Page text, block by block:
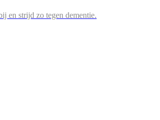
en strijd zo tegen dementie.